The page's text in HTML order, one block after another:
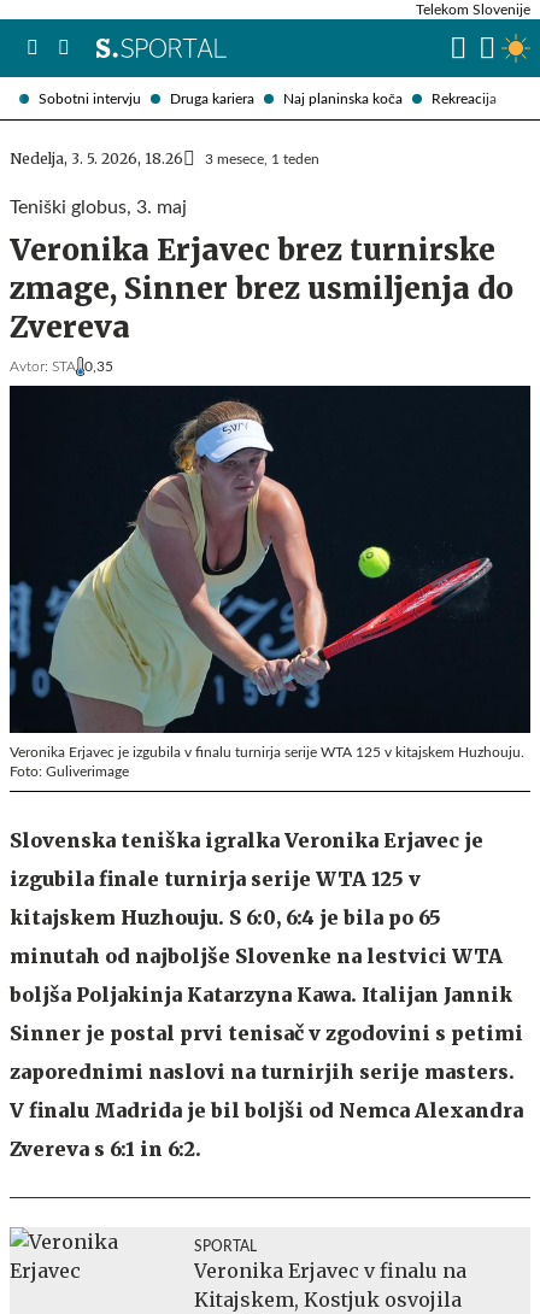
Sobotni intervju Druga kariera Naj planinska koča Rekreacija
Telekom Slovenije
Nedelja, 3. 5. 2026, 18.26 3 mesece, 1 teden
Teniški globus, 3. maj
Veronika Erjavec brez turnirske
zmage, Sinner brez usmiljenja do
Zvereva
Avtor: STA 0,35
Veronika Erjavec je izgubila v finalu turnirja serije WTA 125 v kitajskem Huzhouju.
Foto: Guliverimage
Slovenska teniška igralka Veronika Erjavec je
izgubila finale turnirja serije WTA 125 v
kitajskem Huzhouju. S 6:0, 6:4 je bila po 65
minutah od najboljše Slovenke na lestvici WTA
boljša Poljakinja Katarzyna Kawa. Italijan Jannik
Sinner je postal prvi tenisač v zgodovini s petimi
zaporednimi naslovi na turnirjih serije masters.
V finalu Madrida je bil boljši od Nemca Alexandra
Zvereva s 6:1 in 6:2.
SPORTAL
Veronika Erjavec v finalu na
Kitajskem, Kostjuk osvojila